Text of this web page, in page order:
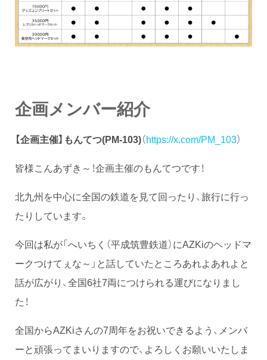
企画メンバー紹介
【企画主催】 もんてつ(PM-103)（https://x.com/PM_103）
皆様こんあずき～！企画主催のもんてつです！
北九州を中心に全国の鉄道を見て回ったり、旅行に行っ
たりしています。
今回は私が「へいちく（平成筑豊鉄道）にAZKiのヘッドマ
ークつけてぇな～」と話していたところあれよあれよと
話が広がり、全国6社7両につけられる運びになりまし
た！
全国からAZKiさんの7周年をお祝いできるよう、メンバ
ーと頑張ってまいりますので、よろしくお願いいたしま